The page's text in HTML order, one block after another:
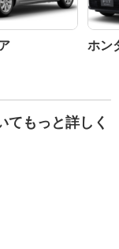
ホン
てもっと詳しく